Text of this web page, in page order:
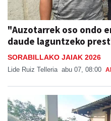
"Auzotarrek oso ondo
daude laguntzeko
SORABILLAKO JAIAK 2026
Lide Ruiz Telleria abu 07, 08:00